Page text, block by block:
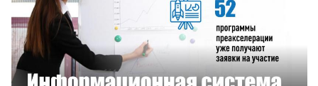
Смотреть проект